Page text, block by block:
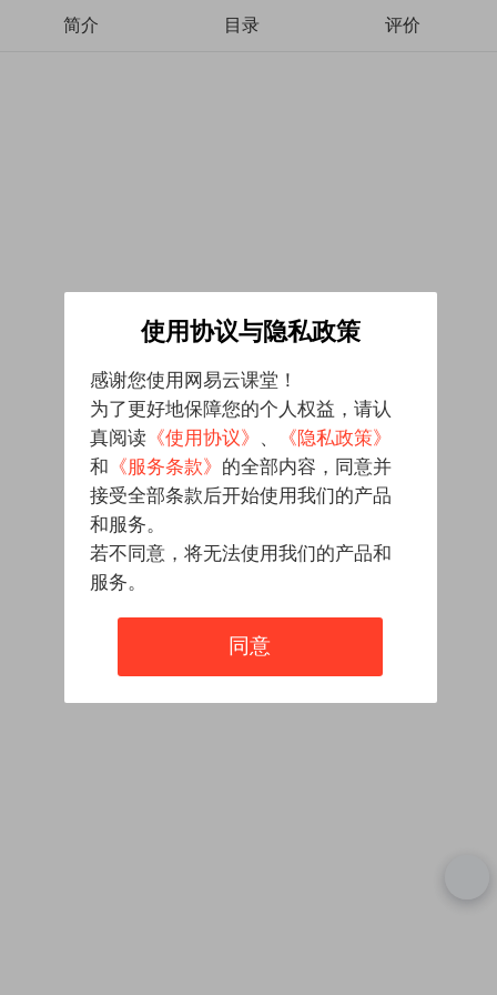
简介 目录 评价
使用协议与隐私政策
感谢您使用网易云课堂！
为了更好地保障您的个人权益，请认
真阅读 《使用协议》 、
《隐私政策》
和 《服务条款》 的全部内容，同意并
接受全部条款后开始使用我们的产品
和服务。
若不同意，将无法使用我们的产品和
服务。
同意